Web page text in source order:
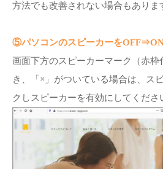
方法でも改善されない場合もありま
⑤パソコンのスピーカーを
画面下方のスピーカーマーク（赤
き、「×」がついている場合は、ス
クしスピーカーを有効にしてくださ